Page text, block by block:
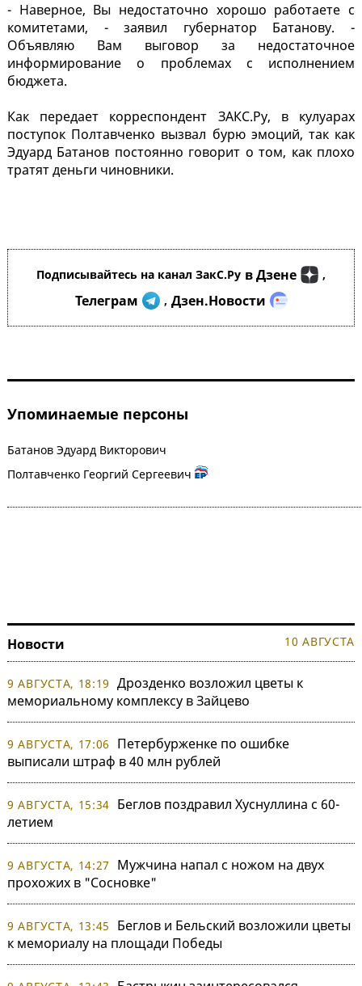
- Наверное, Вы недостаточно хорошо работаете с
комитетами, - заявил губернатор Батанову. -
Объявляю Вам выговор за недостаточное
информирование о проблемах с исполнением
бюджета.
Как передает корреспондент ЗАКС.Ру, в кулуарах
поступок Полтавченко вызвал бурю эмоций, так как
Эдуард Батанов постоянно говорит о том, как плохо
тратят деньги чиновники.
Подписывайтесь на канал ЗакС.Ру в Дзене ,
Телеграм , Дзен.Новости
Упоминаемые персоны
Батанов Эдуард Викторович
Полтавченко Георгий Сергеевич
Новости 10 АВГУСТА
9 АВГУСТА, 18:19 Дрозденко возложил цветы к
мемориальному комплексу в Зайцево
9 АВГУСТА, 17:06
Петербурженке по ошибке
выписали штраф в 40 млн рублей
9 АВГУСТА, 15:34 Беглов поздравил Хуснуллина с 60-
летием
9 АВГУСТА, 14:27
Мужчина напал с ножом на двух
прохожих в "Сосновке"
9 АВГУСТА, 13:45
Беглов и Бельский возложили цветы
к мемориалу на площади Победы